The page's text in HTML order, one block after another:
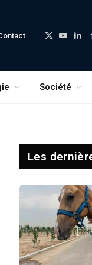
X
Société
Les